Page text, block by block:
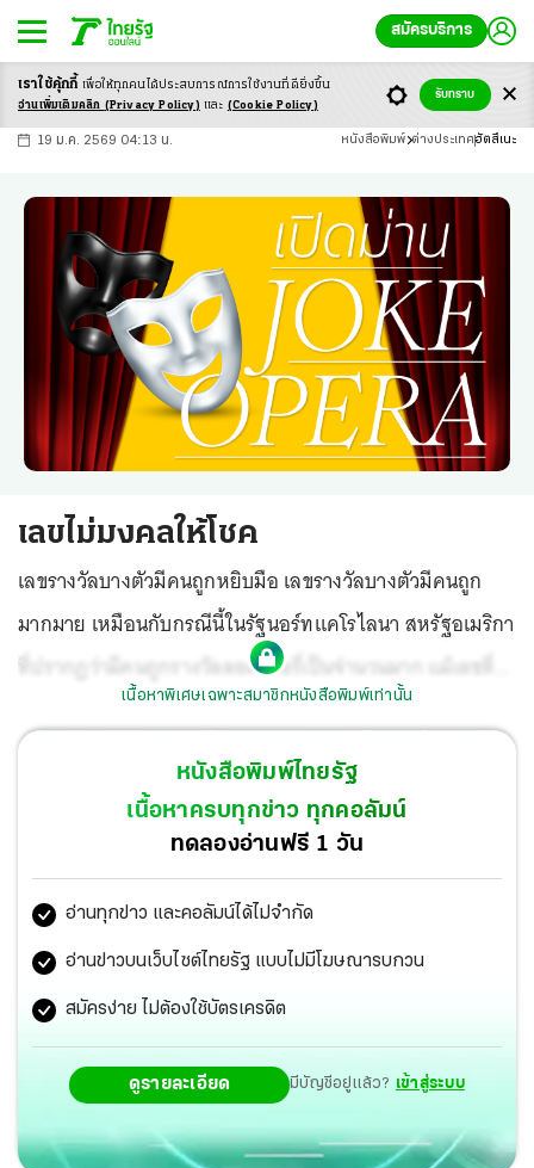
สมัครบริการ
-ก ก ก+
19 ม.ค. 2569 04:13 น. หนังสือพิมพ์ ต่างประเทศฮัตสึเนะ
เลขไม่มงคลให้โชค
เลขรางวัลบางตัวมีคนถูกหยิบมือ เลขรางวัลบางตัวมีคนถูก
มากมาย เหมือนกับกรณีนี้ในรัฐนอร์ทแคโรไลนา สหรัฐอเมริกา
ที่ปรากฏว่ามีคนถูกรางวัลลอตเตอรี่เป็นจำนวนมาก แม้เลขที่
ออกจะเป็น “อันลักกี้” เลขไม่มงคลตามความเชื่อของชาวตะวัน
ตก
เนื้อหาพิเศษเฉพาะสมาชิกหนังสือพิมพ์เท่านั้น
หนังสือพิมพ์ไทยรัฐ
เนื้อหาครบทุกข่าว ทุกคอลัมน์
ทดลองอ่านฟรี 1 วัน
อ่านทุกข่าว และคอลัมน์ได้ไม่จำกัด
อ่านข่าวบนเว็บไซต์ไทยรัฐ แบบไม่มีโฆษณารบกวน
สมัครง่าย ไม่ต้องใช้บัตรเครดิต
ดูรายละเอียด มีบัญชีอยู่แล้ว? เข้าสู่ระบบ
เราใช้คุ้กกี้ เพื่อให้ทุกคนได้ประสบการณ์การใช้งานที่ดียิ่งขึ้น
อ่านเพิ่มเติมคลิก (Privacy Policy) และ (Cookie Policy)
รับทราบ